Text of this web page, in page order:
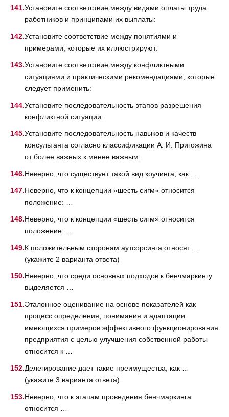
Установите соответствие между видами оплаты труда
работников и принципами их выплаты:
Установите соответствие между понятиями и
примерами, которые их иллюстрируют:
Установите соответствие между конфликтными
ситуациями и практическими рекомендациями, которые
следует применить:
Установите последовательность этапов разрешения
конфликтной ситуации:
Установите последовательность навыков и качеств
консультанта согласно классификации А. И. Пригожина
от более важных к менее важным:
Неверно, что существует такой вид коучинга, как …
Неверно, что к концепции «шесть сигм» относится
положение: …
Неверно, что к концепции «шесть сигм» относится
положение: …
К положительным сторонам аутсорсинга относят …
(укажите 2 варианта ответа)
Неверно, что среди основных подходов к бенчмаркингу
выделяется …
Эталонное оценивание на основе показателей как
процесс определения, понимания и адаптации
имеющихся примеров эффективного функционирования
предприятия с целью улучшения собственной работы
относится к …
Делегирование дает такие преимущества, как …
(укажите 3 варианта ответа)
Неверно, что к этапам проведения бенчмаркинга
относится …